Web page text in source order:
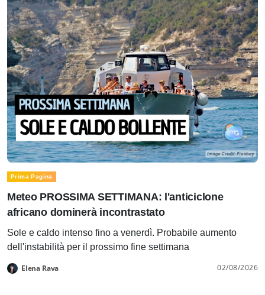
Prima Pagina
Meteo PROSSIMA SETTIMANA: l'anticiclone
africano dominerà incontrastato
Sole e caldo intenso fino a venerdì. Probabile aumento
dell'instabilità per il prossimo fine settimana
Elena Rava 02/08/2026